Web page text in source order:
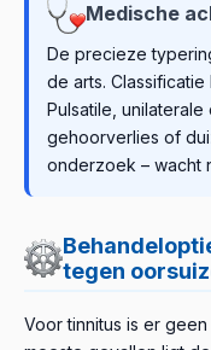
Medische
De precieze
de arts.
Pulsatile,
gehoorverlies of
onderzoek – wacht
tegen
Voor tinnitus is er